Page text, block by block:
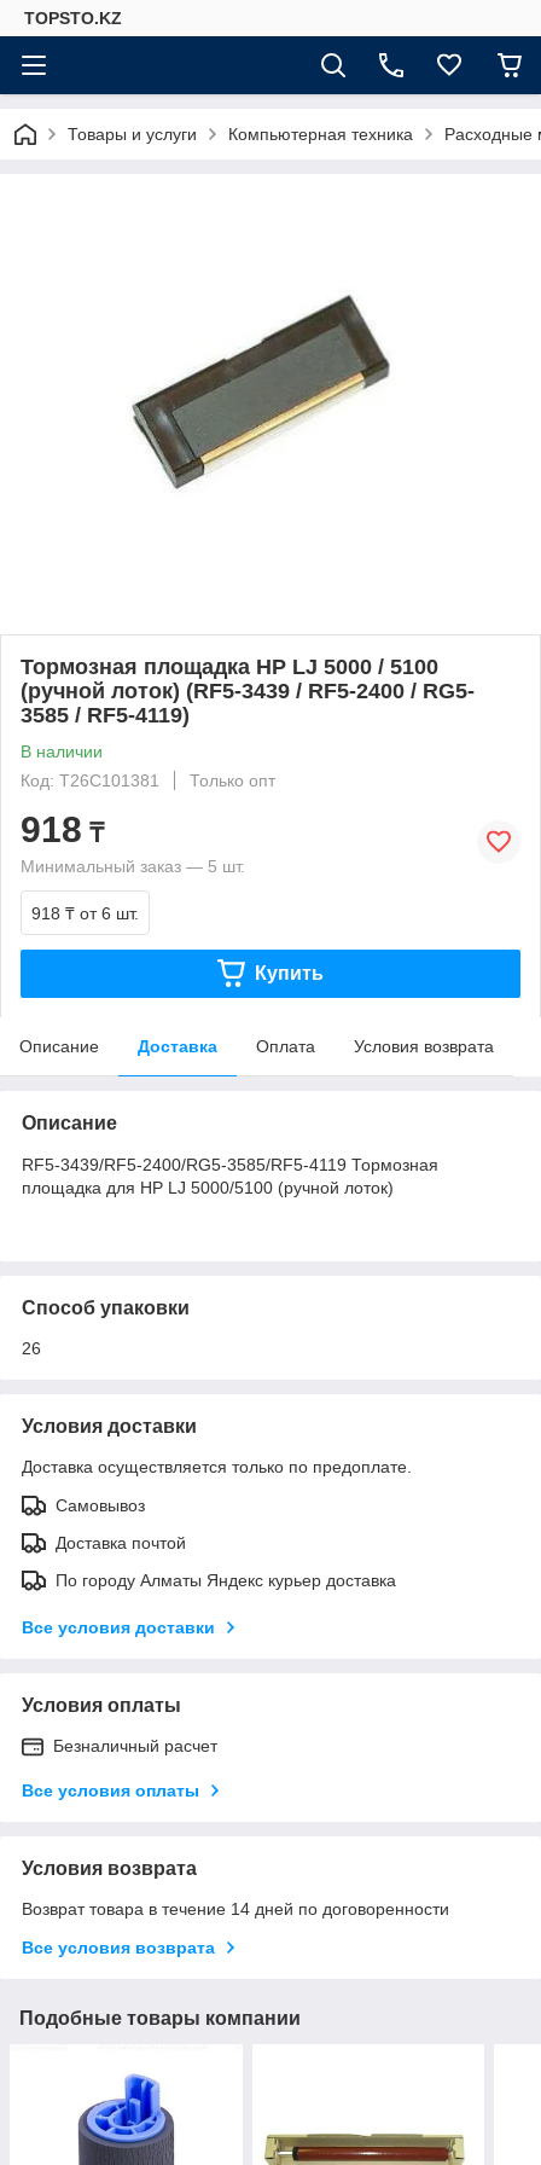
TOPSTO.KZ
Товары и услуги Компьютерная техника Расходные
Тормозная площадка HP LJ 5000 / 5100
(ручной лоток) (RF5-3439 / RF5-2400 / RG5-
3585 / RF5-4119)
В наличии
Код: T26C101381
Только опт
918 ₸
Минимальный заказ — 5 шт.
918 ₸ от 6 шт.
Купить
Описание Доставка Оплата Условия возврата
Описание
RF5-3439/RF5-2400/RG5-3585/RF5-4119 Тормозная
площадка для HP LJ 5000/5100 (ручной лоток)
Способ упаковки
26
Условия доставки
Доставка осуществляется только по предоплате.
Самовывоз
Доставка почтой
По городу Алматы Яндекс курьер доставка
Все условия доставки
Условия оплаты
Безналичный расчет
Все условия оплаты
Условия возврата
Возврат товара в течение 14 дней по договоренности
Все условия возврата
Подобные товары компании